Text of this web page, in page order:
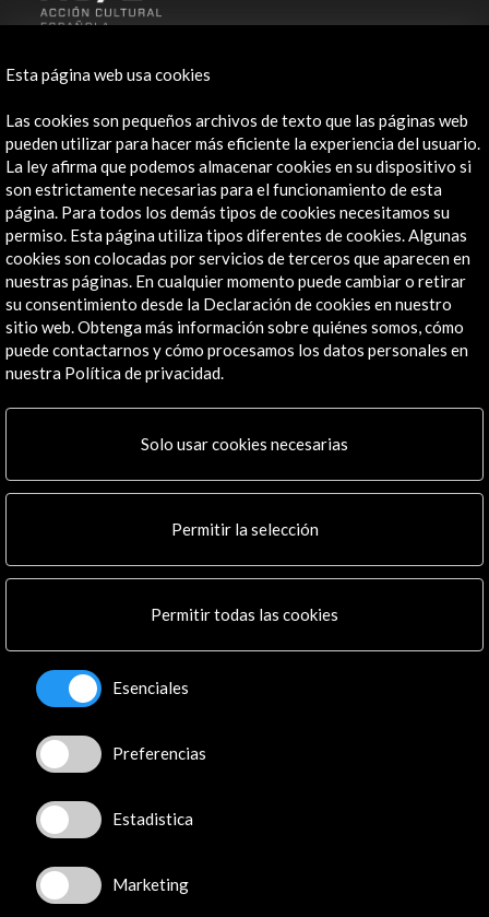
AC/E
Contacta
info@accioncultural.es
+34 91 700 4000
José Abascal, 4 - 4º
28003 Madrid, España
Canales de contacto
Explora
Institucional
Actividades
Residencias
Cultura en Red
Boletín digital
Logo y crédito a AC/E
Conecta
(Twitter)
LinkedIn
Facebook
Youtube
Spotify
Esta página web usa cookies
Las cookies son pequeños archivos de texto que las páginas web
pueden utilizar para hacer más eficiente la experiencia del usuario.
La ley afirma que podemos almacenar cookies en su dispositivo si
son estrictamente necesarias para el funcionamiento de esta
página. Para todos los demás tipos de cookies necesitamos su
permiso. Esta página utiliza tipos diferentes de cookies. Algunas
cookies son colocadas por servicios de terceros que aparecen en
nuestras páginas. En cualquier momento puede cambiar o retirar
su consentimiento desde la Declaración de cookies en nuestro
sitio web. Obtenga más información sobre quiénes somos, cómo
puede contactarnos y cómo procesamos los datos personales en
nuestra Política de privacidad.
Solo usar cookies necesarias
Permitir la selección
Permitir todas las cookies
Esenciales
Preferencias
Estadistica
Marketing